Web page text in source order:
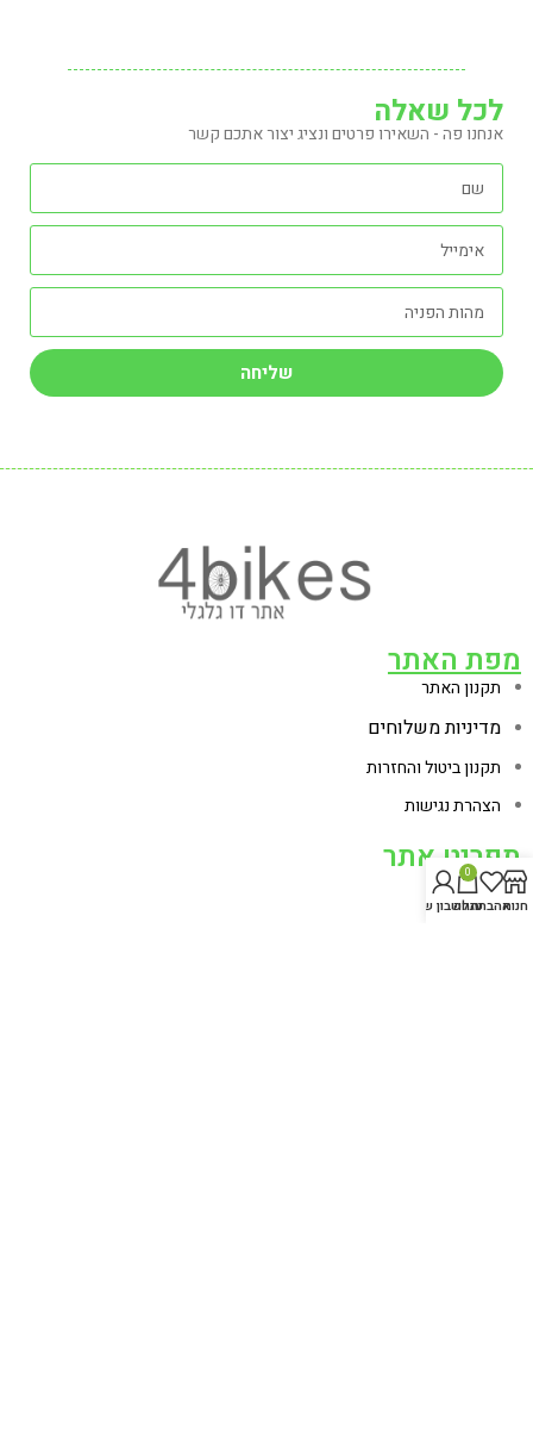
לכל שאלה
אנחנו פה - השאירו פרטים ונציג יצור אתכם קשר
שליחה
מפת האתר
תקנון האתר
מדיניות משלוחים
תקנון ביטול והחזרות
הצהרת נגישות
תפריט אתר
דף הבית חנותאהבתי
0
עגלה
החשבון שלי